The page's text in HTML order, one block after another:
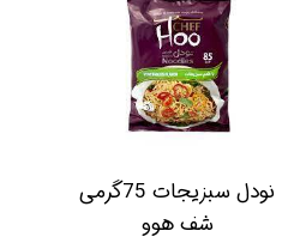
نودل سبزیجات 75گرمی
شف هوو